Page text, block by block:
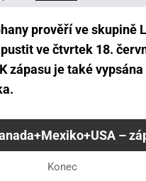
prověří ve skupině
ve čtvrtek 18.
zápasu je také
–
Konec